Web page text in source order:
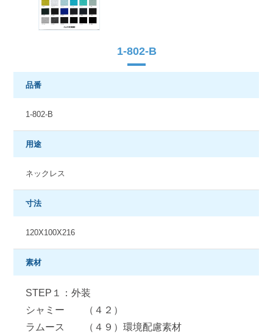
1-802-B
品番
1-802-B
用途
ネックレス
寸法
120X100X216
素材
STEP１：外装
シャミー （４２）
ラムース （４９）環境配慮素材